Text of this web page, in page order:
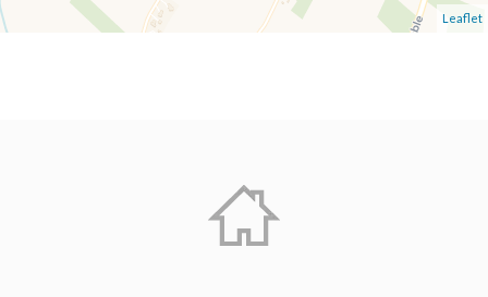
Leaflet